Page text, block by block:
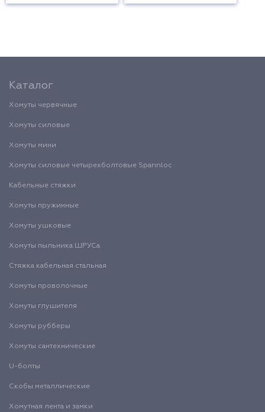
Каталог
Хомуты червячные
Хомуты силовые
Хомуты мини
Хомуты силовые четырехболтовые Spannloc
Кабельные стяжки
Хомуты пружинные
Хомуты ушковые
Хомуты пыльника ШРУСа
Стяжка кабельная стальная
Хомуты проволочные
Хомуты глушителя
Хомуты рубберы
Хомуты сантехнические
U-болты
Скобы металлические
Хомутная лента и замки